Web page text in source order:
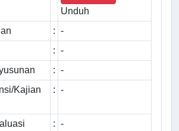
Unduh
: -
: -
: -
Kajian
: -
: -